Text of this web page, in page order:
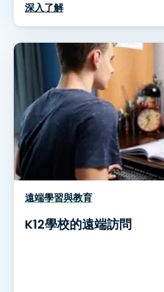
深入了解
遠端學習與教育
K12學校的遠端訪問